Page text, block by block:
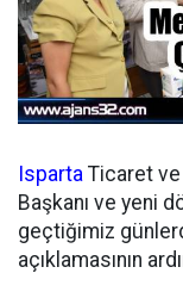
Isparta Ticaret ve
Başkanı ve yeni
geçtiğimiz
açıklamasının